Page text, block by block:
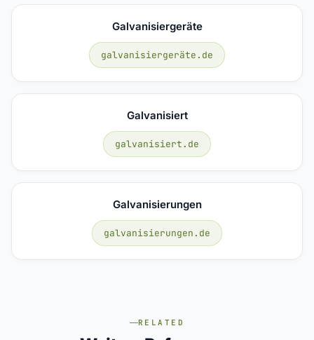
Galvanisiergeräte
galvanisiergeräte.de
Galvanisiert
galvanisiert.de
Galvanisierungen
galvanisierungen.de
RELATED